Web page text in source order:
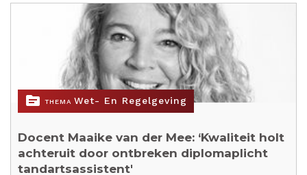
topic THEMA Wet- En Regelgeving
Docent Maaike van der Mee: ‘Kwaliteit holt
achteruit door ontbreken diplomaplicht
tandartsassistent'